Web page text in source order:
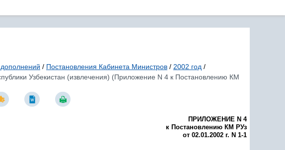
/ Постановления Кабинета Министров / 2002 год /
Узбекистан (извлечения) (Приложение N 4 к Постановлению КМ
ПРИЛОЖЕНИЕ N 4
к Постановлению КМ РУз
от 02.01.2002 г. N 1-1